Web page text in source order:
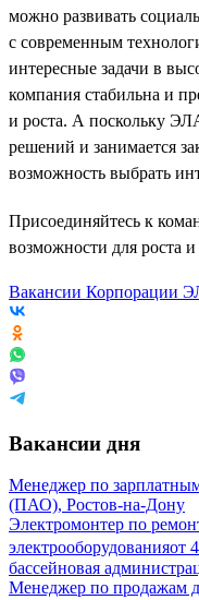
можно развивать
с современным
интересные задачи в
компания стабильна и
и роста. А поскольку
решений и занимается
возможность выбрать
Присоединяйтесь к
возможности для роста и
Вакансии Корпорации
Вакансии дня
Менеджер по
(ПАО), Ростов-на-Дону
Электромонтер по
электрооборудованияот
бассейновая
Менеджер по продажам